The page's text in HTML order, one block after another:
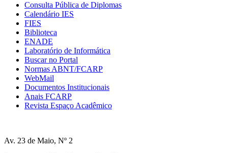
Consulta Pública de Diplomas
Calendário IES
FIES
Biblioteca
ENADE
Laboratório de Informática
Buscar no Portal
Normas ABNT/FCARP
WebMail
Documentos Institucionais
Anais FCARP
Revista Espaço Acadêmico
Av. 23 de Maio, Nº 2